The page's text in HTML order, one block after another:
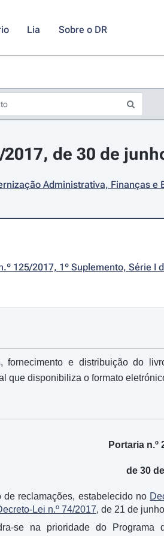
Lia Sobre o DR
de 30 de
Administrativa, Finanças e
125/2017, 1º Suplemento, Série I
fornecimento e distribuição do
que disponibiliza o formato
Portaria n.º
de 30
reclamações, estabelecido no
Lei n.º 74/2017, de 21 de
se na prioridade do